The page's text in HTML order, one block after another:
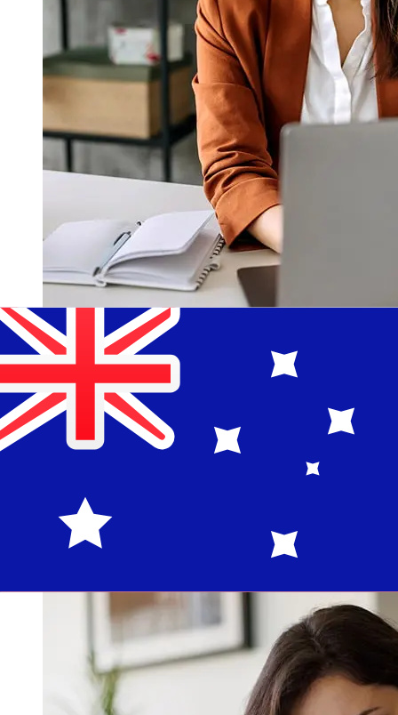
À quelle vitesse un transfert
Komercni banka CZK AUD ?
Les délais de livraison pour les transferts internationaux
avec Komercni banka de République tchèque à Australie
varient selon le mode de paiement et le moment de la
transaction. En général, les virements bancaires
internationaux prennent de 1 à 5 jours ouvrables. Des
facteurs tels que les jours fériés bancaires et les
contrôles de sécurité peuvent également influencer la
livraison. Vérifiez les délais de Komercni banka a.spour
éviter les retards.